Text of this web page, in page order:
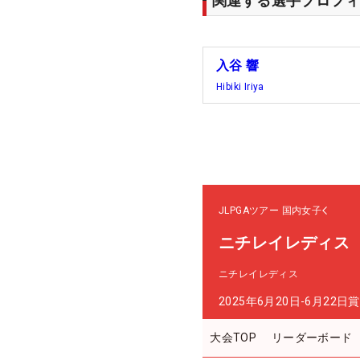
入谷 響
Hibiki Iriya
JLPGAツアー 国内女子
ニチレイレディス
ニチレイレディス
2025年6月20日-6月22日
大会TOP リーダーボード